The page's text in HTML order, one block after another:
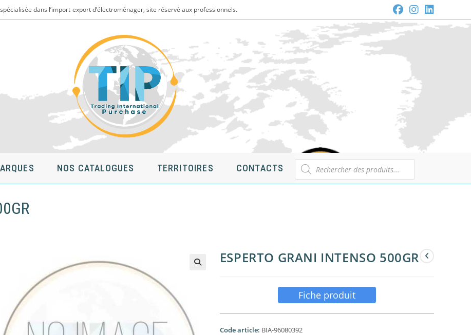
dans l’import-export d’électroménager, site réservé aux professionnels.
NOS CATALOGUES TERRITOIRES CONTACTS
Recherche
de
produits
ESPERTO GRANI INTENSO 500GR
Fiche produit
Code article: BIA-96080392